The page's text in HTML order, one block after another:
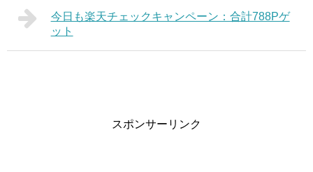
今日も楽天チェックキャンペーン：合計788Pゲ
ット
スポンサーリンク